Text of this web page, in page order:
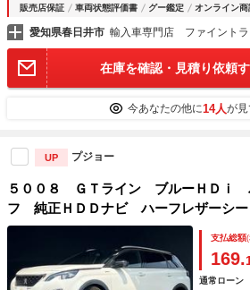
販売店保証 車両状態評価書 グー鑑定 オンライン商
愛知県春日井市 輸入車専門店 ファイントラ
在庫を確認・見積り依頼
今あなたの他に14人が
UP プジョー
５００８ ＧＴライン ブルーＨＤｉ
フ 純正ＨＤＤナビ ハーフレザーシ
制限保証付 フルセグＴＶ 禁煙車 ト
ダプティブクルーズコントロール パ
ヘッドライト
支払総額(
169.
通常ローン